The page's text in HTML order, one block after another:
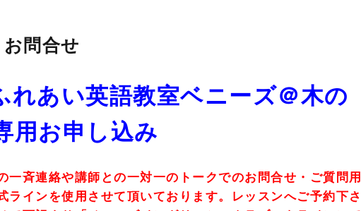
問合せ
れあい英語教室ベニーズ＠木の
用お申し込み
一斉連絡や講師との一対一のトークでのお問合せ・ご質問用
ラインを使用させて頂いております。レッスンへご予約下さ